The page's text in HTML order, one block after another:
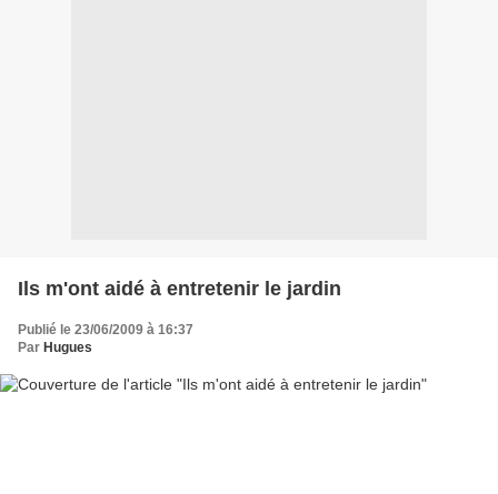
Ils m'ont aidé à entretenir le jardin
Publié le 23/06/2009 à 16:37
Par Hugues